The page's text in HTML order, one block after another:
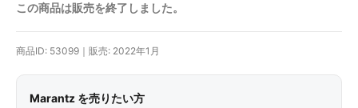
この商品は販売を終了しました。
商品ID: 53099｜販売: 2022年1月
Marantz を売りたい方